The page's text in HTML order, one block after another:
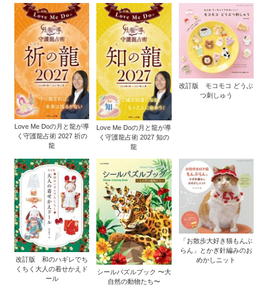
Love Me Doの月と龍が導
く守護龍占術 2027 祈の
龍
Love Me Doの月と龍が導
く守護龍占術 2027 知の
龍
改訂版 モコモコ どうぶ
つ刺しゅう
改訂版 和のハギレでち
くちく大人の着せかえド
ール
シールパズルブック 〜大
自然の動物たち〜
「お散歩大好き猫もんぶ
らん」とかぎ針編みのお
めかしニット